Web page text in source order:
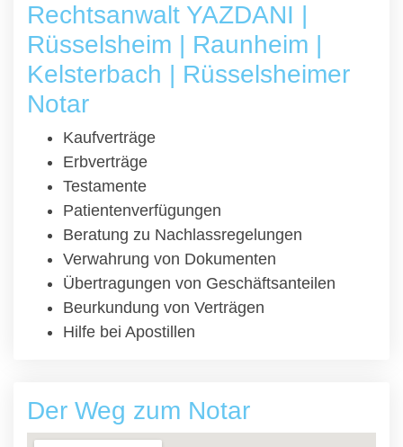
Rechtsanwalt YAZDANI |
Rüsselsheim | Raunheim |
Kelsterbach | Rüsselsheimer
Notar
Kaufverträge
Erbverträge
Testamente
Patientenverfügungen
Beratung zu Nachlassregelungen
Verwahrung von Dokumenten
Übertragungen von Geschäftsanteilen
Beurkundung von Verträgen
Hilfe bei Apostillen
Der Weg zum Notar